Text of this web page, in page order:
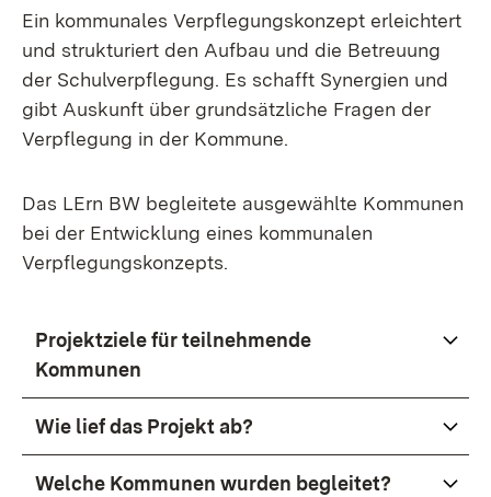
Ein kommunales Verpflegungskonzept erleichtert
und strukturiert den Aufbau und die Betreuung
der Schulverpflegung. Es schafft Synergien und
gibt Auskunft über grundsätzliche Fragen der
Verpflegung in der Kommune.
Das LErn BW begleitete ausgewählte Kommunen
bei der Entwicklung eines kommunalen
Verpflegungskonzepts.
Projektziele für teilnehmende
Kommunen
Wie lief das Projekt ab?
Welche Kommunen wurden begleitet?